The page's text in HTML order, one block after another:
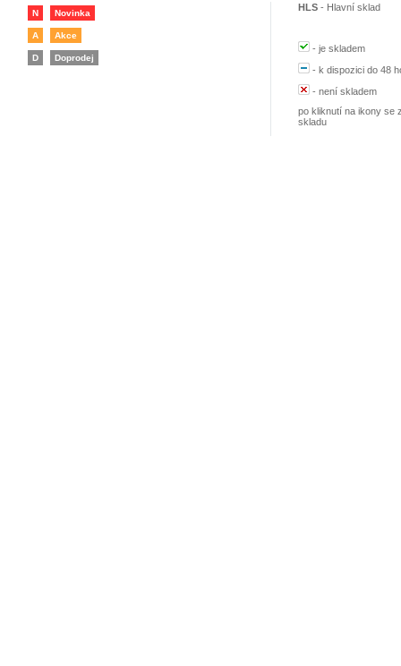
N Novinka
A Akce
D Doprodej
HLS - Hlavní sklad
-je skladem
-k dispozici do 48
-není skladem
po kliknutí na ikony se
skladu